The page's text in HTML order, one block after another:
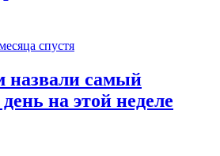
спустя
назвали самый
на этой неделе